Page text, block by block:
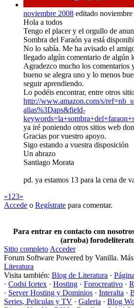
noviembre 2008 editado
Hola a todos
Tengo el placer y el orgullo de
Sombra del Faraón ya está
No lo sabía. Me ha avisado el
llegado algún comentario de algún
Agradezco mucho los comentarios
bueno se alegra uno y lo menos
seguir aprendiendo.
Lo podéis encontrar, entre otros
http://www.amazon.com/s/
alias%3Daps&field-
ya iré poniendo otros sitios web
Gracias por vuestro apoyo.
Sigo estando a vuestra disposición
Un abrazo
Santiago Morata
pd. ya estamos 13 para la cena de
«1 23»
Accede o Regístrate para comentar.
Para entrar en contacto con
(arroba)
Sitio completo Acceder
Forum Software Powered by Vanilla.
Literatura
Visita también: Blog de Literatura ·
· Codsi Icetex · Hosting · Forocreativo ·
· Server Hosting y Dominios · Interalta ·
Series, Peliculas y TV · Galeria · Blog